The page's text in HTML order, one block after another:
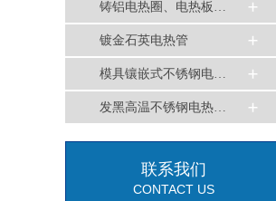
铸铝电热圈、电热板…
镀金石英电热管
模具镶嵌式不锈钢电…
发黑高温不锈钢电热…
联系我们
CONTACT US